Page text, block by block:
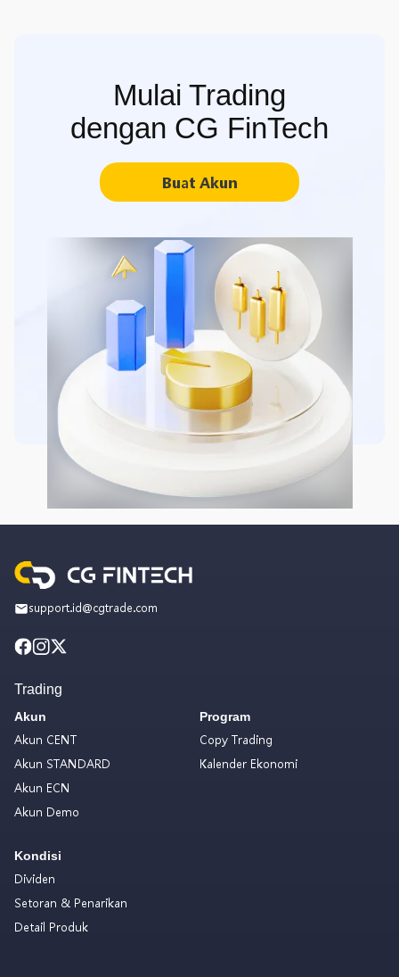
Mulai Trading
dengan CG FinTech
Buat Akun
support.id@cgtrade.com
Trading
Akun
Akun CENT
Akun STANDARD
Akun ECN
Akun Demo
Kondisi
Dividen
Setoran & Penarikan
Detail Produk
Program
Copy Trading
Kalender Ekonomi